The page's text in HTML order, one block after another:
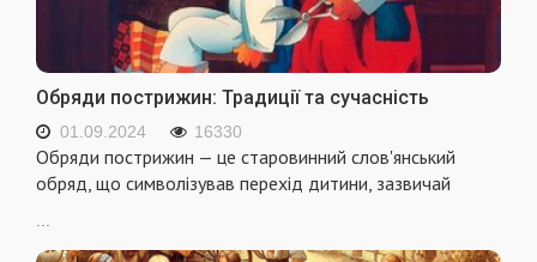
Обряди пострижин: Традиції та сучасність
01.09.2024 16330
Обряди пострижин — це старовинний слов'янський
обряд, що символізував перехід дитини, зазвичай